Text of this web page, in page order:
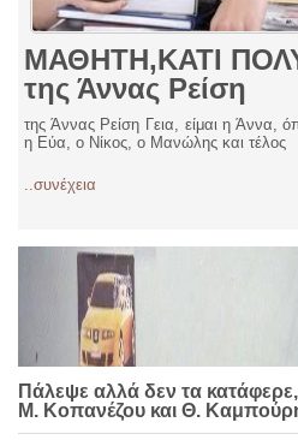
ΜΑΘΗΤΗ,ΚΑΤΙ
της Άννας Ρείση
της Άννας Ρείση Γεια, είμαι η Άννα,
η Εύα, ο Νίκος, ο Μανώλης και τέλος
..συνέχεια
Πάλεψε αλλά δεν τα
Μ. Κοπανέζου και Θ.